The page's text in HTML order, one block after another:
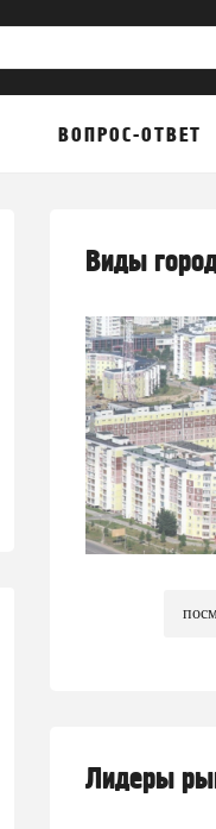
ВОПРОС-ОТВЕТ
Виды
Лидеры